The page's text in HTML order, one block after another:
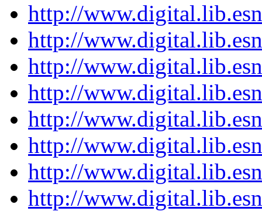
http://
http://
http://
http://
http://
http://
http://
http://